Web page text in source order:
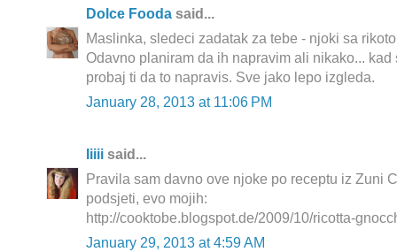
Dolce Fooda said...
Maslinka, sledeci zadatak za tebe - njoki sa
Odavno planiram da ih napravim ali nikako... kad
probaj ti da to napravis. Sve jako lepo izgleda.
January 28, 2013 at 11:06 PM
Iiiii said...
Pravila sam davno ove njoke po receptu iz Zuni
podsjeti, evo mojih:
http://cooktobe.blogspot.de/2009/10/ricotta-
January 29, 2013 at 4:59 AM